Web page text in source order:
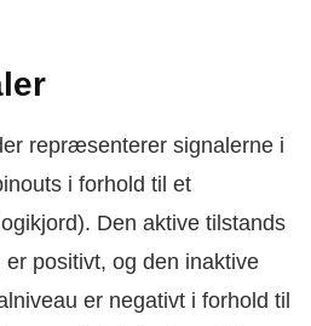
repræsenterer signalerne i
i forhold til et
Den aktive tilstands
positivt, og den inaktive
er negativt i forhold til